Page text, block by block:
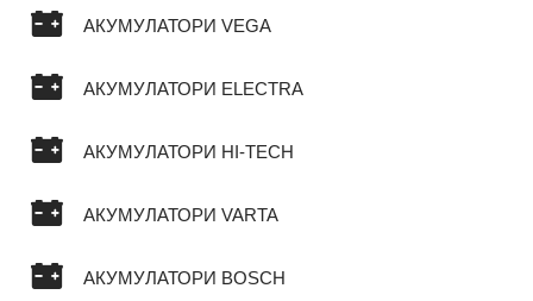
АКУМУЛАТОРИ VEGA
АКУМУЛАТОРИ ELECTRA
АКУМУЛАТОРИ HI-TECH
АКУМУЛАТОРИ VARTA
АКУМУЛАТОРИ BOSCH